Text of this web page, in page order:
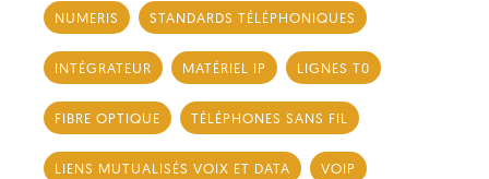
NUMERIS STANDARDS TÉLÉPHONIQUES
INTÉGRATEUR MATÉRIEL IP LIGNES T0
FIBRE OPTIQUE TÉLÉPHONES SANS FIL
LIENS MUTUALISÉS VOIX ET DATA VOIP